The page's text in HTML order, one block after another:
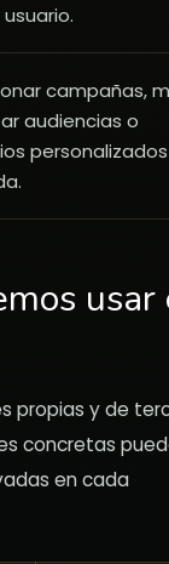
campañas,
audiencias o
personalizados
usar
propias y de
concretas
en cada